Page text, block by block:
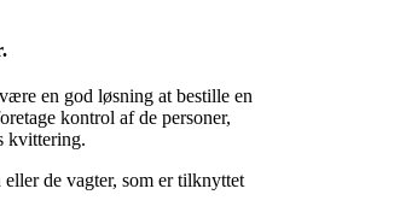
en god løsning at bestille en
kontrol af de personer,
kvittering.
eller de vagter, som er tilknyttet